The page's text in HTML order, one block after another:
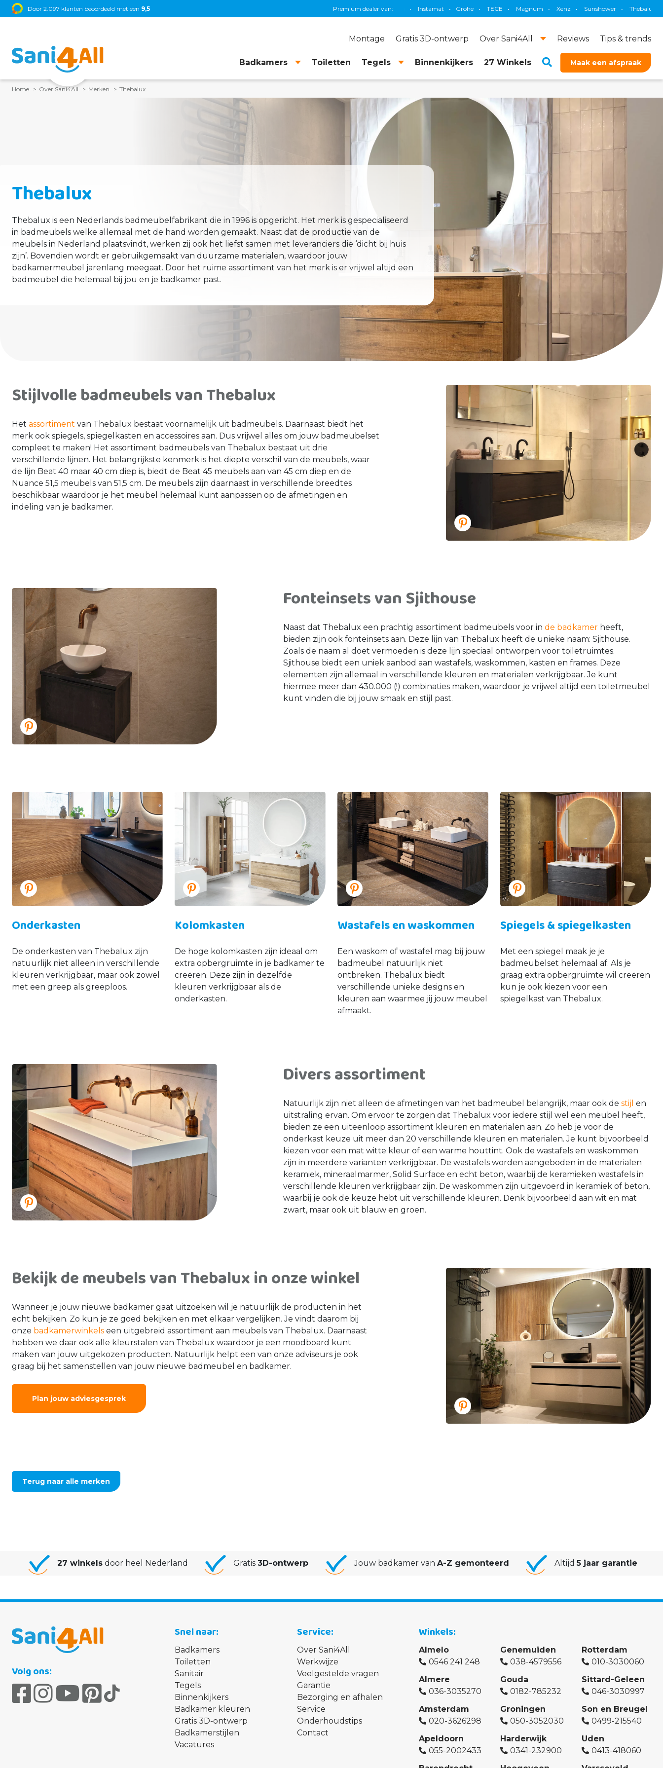
Door 2.097 klanten beoordeeld met een 9,5 Premium dealer van: Grohe • TECE • Magnum • Xenz • Sunshower Thebalux • Brauer •
Montage Gratis 3D-ontwerp Over Sani4All Reviews Tips & trends
Badkamers Toiletten Tegels Binnenkijkers 27 Winkels Maak een afspraak
Home Over Sani4All Merken Thebalux
Thebalux
Thebalux is een Nederlands badmeubelfabrikant die in 1996 is opgericht. Het merk is gespecialiseerd
in badmeubels welke allemaal met de hand worden gemaakt. Naast dat de productie van de
meubels in Nederland plaatsvindt, werken zij ook het liefst samen met leveranciers die ‘dicht bij huis
zijn’. Bovendien wordt er gebruikgemaakt van duurzame materialen, waardoor jouw
badkamermeubel jarenlang meegaat. Door het ruime assortiment van het merk is er vrijwel altijd een
badmeubel die helemaal bij jou en je badkamer past.
Stijlvolle badmeubels van Thebalux
Het assortiment van Thebalux bestaat voornamelijk uit badmeubels. Daarnaast biedt het
merk ook spiegels, spiegelkasten en accessoires aan. Dus vrijwel alles om jouw badmeubelset
compleet te maken! Het assortiment badmeubels van Thebalux bestaat uit drie
verschillende lijnen. Het belangrijkste kenmerk is het diepte verschil van de meubels, waar
de lijn Beat 40 maar 40 cm diep is, biedt de Beat 45 meubels aan van 45 cm diep en de
Nuance 51,5 meubels van 51,5 cm. De meubels zijn daarnaast in verschillende breedtes
beschikbaar waardoor je het meubel helemaal kunt aanpassen op de afmetingen en
indeling van je badkamer.
Fonteinsets van Sjithouse
Naast dat Thebalux een prachtig assortiment badmeubels voor in de badkamer heeft,
bieden zijn ook fonteinsets aan. Deze lijn van Thebalux heeft de unieke naam: Sjithouse.
Zoals de naam al doet vermoeden is deze lijn speciaal ontworpen voor toiletruimtes.
Sjithouse biedt een uniek aanbod aan wastafels, waskommen, kasten en frames. Deze
elementen zijn allemaal in verschillende kleuren en materialen verkrijgbaar. Je kunt
hiermee meer dan 430.000 (!) combinaties maken, waardoor je vrijwel altijd een toiletmeubel
kunt vinden die bij jouw smaak en stijl past.
Onderkasten
De onderkasten van Thebalux zijn
natuurlijk niet alleen in verschillende
kleuren verkrijgbaar, maar ook zowel
met een greep als greeploos.
Kolomkasten
De hoge kolomkasten zijn ideaal om
extra opbergruimte in je badkamer te
creëren. Deze zijn in dezelfde
kleuren verkrijgbaar als de
onderkasten.
Wastafels en waskommen
Een waskom of wastafel mag bij jouw
badmeubel natuurlijk niet
ontbreken. Thebalux biedt
verschillende unieke designs en
kleuren aan waarmee jij jouw meubel
afmaakt.
Spiegels & spiegelkasten
Met een spiegel maak je je
badmeubelset helemaal af. Als je
graag extra opbergruimte wil creëren
kun je ook kiezen voor een
spiegelkast van Thebalux.
Divers assortiment
Natuurlijk zijn niet alleen de afmetingen van het badmeubel belangrijk, maar ook de stijl en
uitstraling ervan. Om ervoor te zorgen dat Thebalux voor iedere stijl wel een meubel heeft,
bieden ze een uiteenloop assortiment kleuren en materialen aan. Zo heb je voor de
onderkast keuze uit meer dan 20 verschillende kleuren en materialen. Je kunt bijvoorbeeld
kiezen voor een mat witte kleur of een warme houttint. Ook de wastafels en waskommen
zijn in meerdere varianten verkrijgbaar. De wastafels worden aangeboden in de materialen
keramiek, mineraalmarmer, Solid Surface en echt beton, waarbij de keramieken wastafels in
verschillende kleuren verkrijgbaar zijn. De waskommen zijn uitgevoerd in keramiek of beton,
waarbij je ook de keuze hebt uit verschillende kleuren. Denk bijvoorbeeld aan wit en mat
zwart, maar ook uit blauw en groen.
Bekijk de meubels van Thebalux in onze winkel
Wanneer je jouw nieuwe badkamer gaat uitzoeken wil je natuurlijk de producten in het
echt bekijken. Zo kun je ze goed bekijken en met elkaar vergelijken. Je vindt daarom bij
onze badkamerwinkels een uitgebreid assortiment aan meubels van Thebalux. Daarnaast
hebben we daar ook alle kleurstalen van Thebalux waardoor je een moodboard kunt
maken van jouw uitgekozen producten. Natuurlijk helpt een van onze adviseurs je ook
graag bij het samenstellen van jouw nieuwe badmeubel en badkamer.
Plan jouw adviesgesprek
Terug naar alle merken
27 winkels door heel Nederland Gratis3D-ontwerp Jouw badkamer van A-Z gemonteerd Altijd5 jaar garantie
Volg ons:
Snel naar
Badkamers
Toiletten
Sanitair
Tegels
Binnenkijkers
Badkamer kleuren
Gratis 3D-ontwerp
Badkamerstijlen
Vacatures
Service
Over Sani4All
Werkwijze
Veelgestelde vragen
Garantie
Bezorging en afhalen
Service
Onderhoudstips
Contact
Winkels
Almelo
0546 241 248
Almere
036-3035270
Amsterdam
020-3626298
Apeldoorn
055-2002433
Genemuiden
038-4579556
Gouda
0182-785232
Groningen
050-3052030
Harderwijk
0341-232900
Rotterdam
010-3030060
Sittard-Geleen
046-3030997
Son en Breugel
0499-215540
Uden
0413-418060